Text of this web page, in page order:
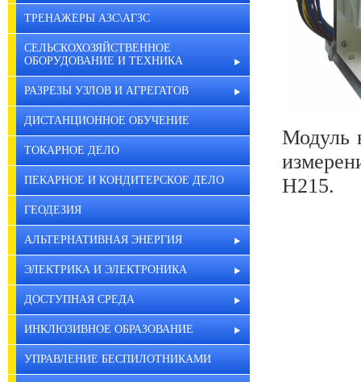
ТРЕНАЖЕРЫ АЗС\АГЗС
СЕЛЬСКОХОЗЯЙСТВЕННОЕ
ОБОРУДОВАНИЕ И ТЕХНИКА
РАЗРЕЗЫ УЗЛОВ И АГРЕГАТОВ
ДИСТАНЦИОННОЕ ОБУЧЕНИЕ
ТОКАРНОЕ ДЕЛО
ПЕКАРНОЕ И КОНДИТЕРСКОЕ ДЕЛО
ГЕОДЕЗИЯ
АЛЬТЕРНАТИВНАЯ ЭНЕРГИЯ
ЭЛЕКТРИКА И ЭЛЕКТРОНИКА
ДОСТУПНАЯ СРЕДА
ИНКЛЮЗИВНОЕ ОБРАЗОВАНИЕ
УПРАВЛЕНИЕ БЕСПИЛОТНИКАМИ
Модуль
H215.